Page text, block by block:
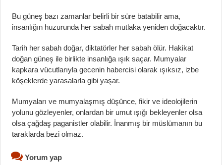
Bu güneş bazı zamanlar belirli bir süre batabilir ama,
insanlığın huzurunda her sabah mutlaka yeniden doğacaktır.
Tarih her sabah doğar, diktatörler her sabah ölür. Hakikat
doğan güneş ile birlikte insanlığa ışık saçar. Mumyalar
kapkara vücutlarıyla gecenin habercisi olarak ışıksız, izbe
köşeklerde yarasalarla gibi yaşar.
Mumyaları ve mumyalaşmış düşünce, fikir ve ideolojilerin
yolunu gözleyenler, onlardan bir umut ışığı bekleyenler olsa
olsa çağdaş paganistler olabilir. İnanmış bir müslümanın bu
taraklarda bezi olmaz.
Yorum yap